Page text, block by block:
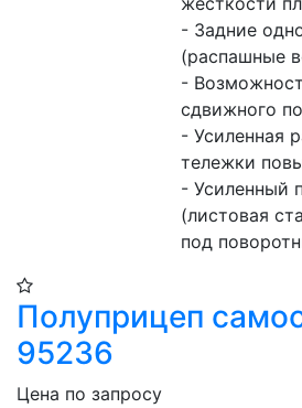
- Задние
(распашные
-
сдвижного
- Усиленная
тележки
- Усиленный
(листовая
под
Полуприцеп
95236
Цена по запросу